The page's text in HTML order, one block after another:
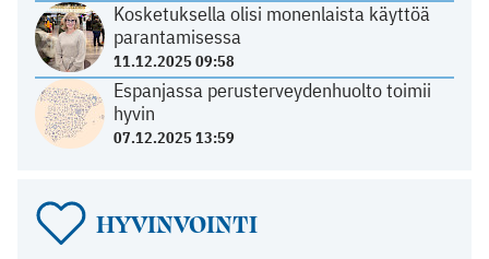
Kosketuksella olisi monenlaista käyttöä
parantamisessa
11.12.2025 09:58
Espanjassa perusterveydenhuolto toimii
hyvin
07.12.2025 13:59
HYVINVOINTI